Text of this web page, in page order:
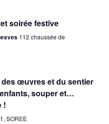
soirée festive
112 chaussée de
œuvres et du sentier
souper et…
!
SOREE